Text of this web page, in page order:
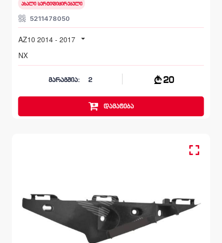
ახალი სერტიფიცირებული
5211478050
AZ10 2014 - 2017
NX
მარაგშია: 2 20
დამატება